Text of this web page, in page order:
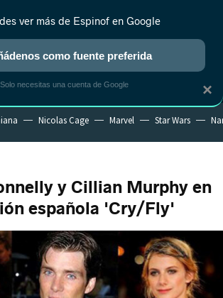
NUEVO
REALITY ANIME RANKINGS CINE
Nicolas Cage Marvel Star Wars
y Cillian Murphy en
española 'Cry/Fly'
×
ver más de Espinof en Google
como fuente preferida
Solo necesitas una cuenta de Google